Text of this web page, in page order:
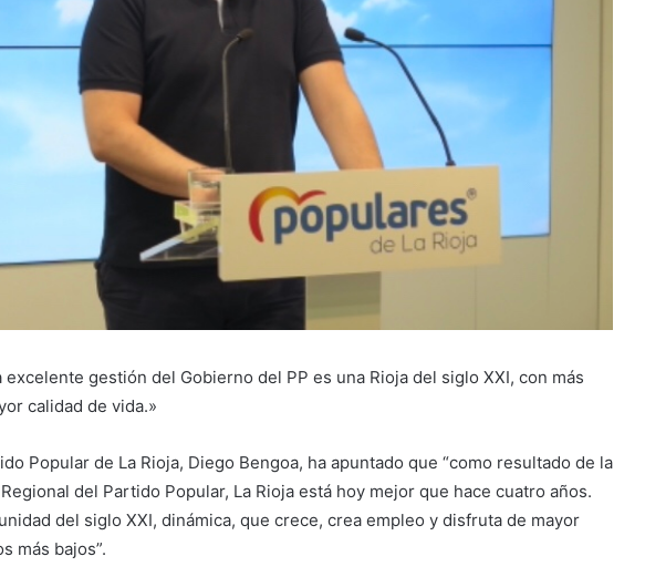
gestión del Gobierno del PP es una Rioja del siglo XXI, con más
calidad de vida.»
Popular de La Rioja, Diego Bengoa, ha apuntado que “como resultado de la
del Partido Popular, La Rioja está hoy mejor que hace cuatro años.
del siglo XXI, dinámica, que crece, crea empleo y disfruta de mayor
más bajos”.